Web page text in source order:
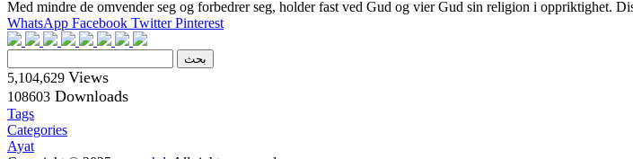
Med mindre de omvender seg og forbedrer seg, holder fast ved Gud og vier Gud sin religion i oppriktighet.
WhatsApp Facebook TwitterPinterest
5,104,629 Views
108603 Downloads
Tags
Categories
Ayat